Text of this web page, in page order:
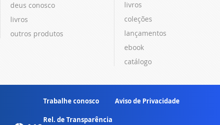
deus conosco
livros
outros produtos
livros
coleções
lançamentos
ebook
catálogo
Trabalhe conosco Aviso de Privacidade
Rel. de Transparência